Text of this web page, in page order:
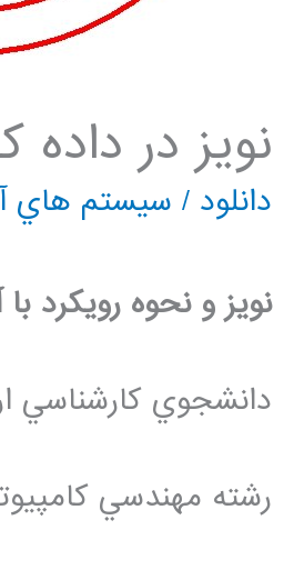
نويز در داده
دانلود / سيستم هاي
نويز و نحوه رويکرد
دانشجوي کارشناسي
رشته مهندسي